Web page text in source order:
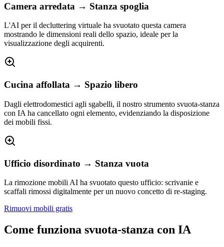
Camera arredata → Stanza spoglia
L'AI per il decluttering virtuale ha svuotato questa camera
mostrando le dimensioni reali dello spazio, ideale per la
visualizzazione degli acquirenti.
Cucina affollata → Spazio libero
Dagli elettrodomestici agli sgabelli, il nostro strumento svuota-stanza
con IA ha cancellato ogni elemento, evidenziando la disposizione
dei mobili fissi.
Ufficio disordinato → Stanza vuota
La rimozione mobili AI ha svuotato questo ufficio: scrivanie e
scaffali rimossi digitalmente per un nuovo concetto di re-staging.
Rimuovi mobili gratis
Come funziona svuota-stanza con IA